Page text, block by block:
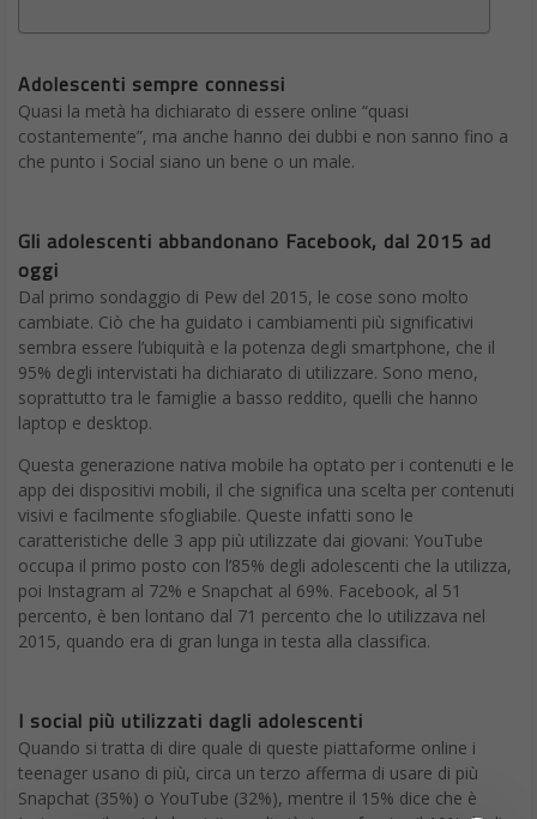
Adolescenti sempre connessi
Quasi la metà ha dichiarato di essere online “quasi
costantemente”, ma anche hanno dei dubbi e non sanno fino a
che punto i Social siano un bene o un male.
Gli adolescenti abbandonano Facebook, dal 2015 ad
oggi
Dal primo sondaggio di Pew del 2015, le cose sono molto
cambiate. Ciò che ha guidato i cambiamenti più significativi
sembra essere l’ubiquità e la potenza degli smartphone, che il
95% degli intervistati ha dichiarato di utilizzare. Sono meno,
soprattutto tra le famiglie a basso reddito, quelli che hanno
laptop e desktop.
Questa generazione nativa mobile ha optato per i contenuti e le
app dei dispositivi mobili, il che significa una scelta per contenuti
visivi e facilmente sfogliabile. Queste infatti sono le
caratteristiche delle 3 app più utilizzate dai giovani: YouTube
occupa il primo posto con l’85% degli adolescenti che la utilizza,
poi Instagram al 72% e Snapchat al 69%. Facebook, al 51
percento, è ben lontano dal 71 percento che lo utilizzava nel
2015, quando era di gran lunga in testa alla classifica.
I social più utilizzati dagli adolescenti
Quando si tratta di dire quale di queste piattaforme online i
teenager usano di più, circa un terzo afferma di usare di più
Snapchat (35%) o YouTube (32%), mentre il 15% dice che è